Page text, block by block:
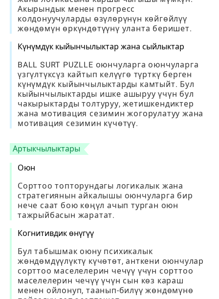
Акырындык менен прогресс
колдонуучуларды өзүлөрүнүн көйгөйлүү
жөндөмүн өркүндөтүүнү уланта беришет.
Күнүмдүк кыйынчылыктар жана сыйлыктар
BALL SURT PUZLLE оюнчуларга оюнчуларга
үзгүлтүксүз кайтып келүүгө түрткү берген
күнүмдүк кыйынчылыктарды камтыйт. Бул
кыйынчылыктарды ишке ашыруу үчүн бул
чакырыктарды толтуруу, жетишкендиктер
жана мотивация сезимин жогорулатуу жана
мотивация сезимин күчөтүү.
Артыкчылыктары
Оюн
Сорттоо топторундагы логикалык жана
стратегиянын айкалышы оюнчуларга бир
нече саат бою көңүл ачып турган оюн
тажрыйбасын жаратат.
Когнитивдик өнүгүү
Бул табышмак оюну психикалык
жөндөмдүүлүктү күчөтөт, анткени оюнчулар
сорттоо маселелерин чечүү үчүн сорттоо
маселелерин чечүү үчүн сын көз караш
менен ойлонуп, таанып-билүү жөндөмүнө